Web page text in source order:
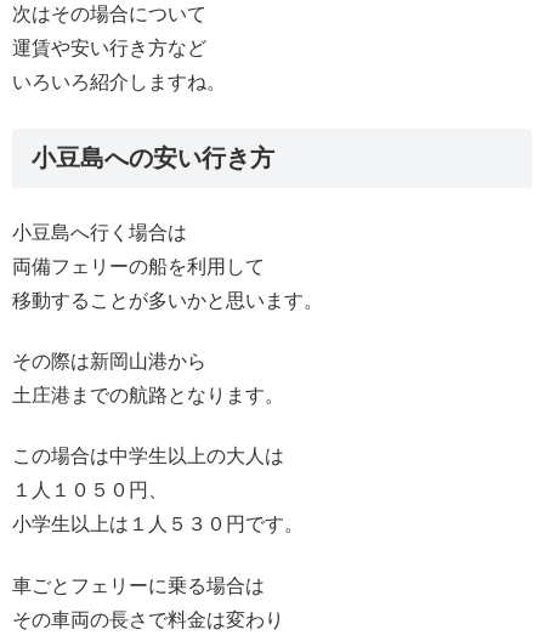
次はその場合について
運賃や安い行き方など
いろいろ紹介しますね。
小豆島への安い行き方
小豆島へ行く場合は
両備フェリーの船を利用して
移動することが多いかと思います。
その際は新岡山港から
土庄港までの航路となります。
この場合は中学生以上の大人は
１人１０５０円、
小学生以上は１人５３０円です。
車ごとフェリーに乗る場合は
その車両の長さで料金は変わり